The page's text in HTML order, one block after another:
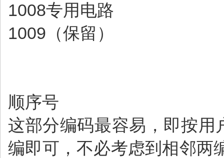
1008专用电路
1009（保留）
顺序号
这部分编码最容易，即按
编即可，不必考虑到相邻两